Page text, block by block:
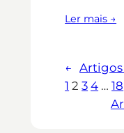
Ler mais →
←
Artigos
1 2 3 4 … 18